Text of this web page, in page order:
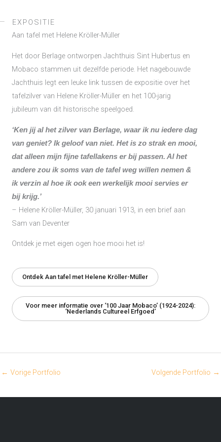
EXPOSITIE
Aan tafel met Helene Kröller-Müller
Het door Berlage ontworpen Jachthuis Sint Hubertus en
Mobaco stammen uit dezelfde periode. Het nagebouwde
Jachthuis legt een leuke link tussen de expositie over het
tafelzilver van Helene Kröller-Müller en het 100-jarig
jubileum van dit historische speelgoed.
‘Ken jij al het zilver van Berlage, waar ik nu iedere dag
van geniet? Ik geloof van niet. Het is zo strak en mooi,
dat alleen mijn fijne tafellakens er bij passen. Al het
andere zou ik soms van de tafel weg willen nemen &
ik verzin al hoe ik ook een werkelijk mooi servies er
bij krijg.’
– Helene Kröller-Müller, 30 januari 1913, in een brief aan
Sam van Deventer
Ontdek je met eigen ogen hoe mooi het is!
Ontdek Aan tafel met Helene Kröller-Müller
Voor meer informatie over ‘100 Jaar Mobaco’ (1924-2024):
‘Nederlands Cultureel Erfgoed’
← Vorige Portfolio Volgende Portfolio →